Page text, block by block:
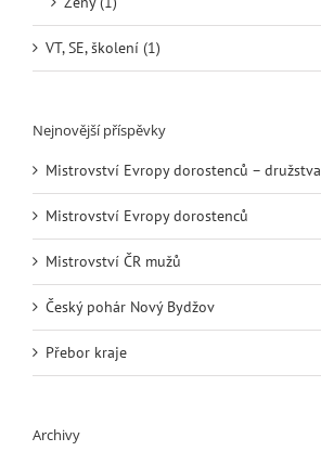
VT, SE, školení (1)
Nejnovější příspěvky
Mistrovství Evropy dorostenců – družstva
Mistrovství Evropy dorostenců
Mistrovství ČR mužů
Český pohár Nový Bydžov
Přebor kraje
Archivy